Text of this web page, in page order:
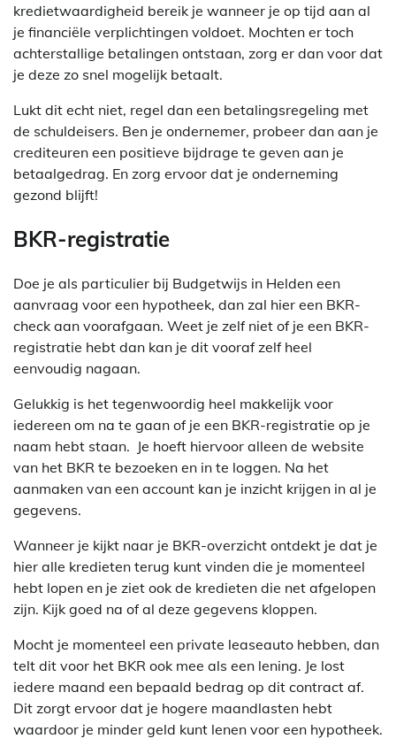
kredietwaardigheid bereik je wanneer je op tijd aan al
je financiële verplichtingen voldoet. Mochten er toch
achterstallige betalingen ontstaan, zorg er dan voor dat
je deze zo snel mogelijk betaalt.
Lukt dit echt niet, regel dan een betalingsregeling met
de schuldeisers. Ben je ondernemer, probeer dan aan je
crediteuren een positieve bijdrage te geven aan je
betaalgedrag. En zorg ervoor dat je onderneming
gezond blijft!
BKR-registratie
Doe je als particulier bij Budgetwijs in Helden een
aanvraag voor een hypotheek, dan zal hier een BKR-
check aan voorafgaan. Weet je zelf niet of je een BKR-
registratie hebt dan kan je dit vooraf zelf heel
eenvoudig nagaan.
Gelukkig is het tegenwoordig heel makkelijk voor
iedereen om na te gaan of je een BKR-registratie op je
naam hebt staan. Je hoeft hiervoor alleen de website
van het BKR te bezoeken en in te loggen. Na het
aanmaken van een account kan je inzicht krijgen in al je
gegevens.
Wanneer je kijkt naar je BKR-overzicht ontdekt je dat je
hier alle kredieten terug kunt vinden die je momenteel
hebt lopen en je ziet ook de kredieten die net afgelopen
zijn. Kijk goed na of al deze gegevens kloppen.
Mocht je momenteel een private leaseauto hebben, dan
telt dit voor het BKR ook mee als een lening. Je lost
iedere maand een bepaald bedrag op dit contract af.
Dit zorgt ervoor dat je hogere maandlasten hebt
waardoor je minder geld kunt lenen voor een hypotheek.